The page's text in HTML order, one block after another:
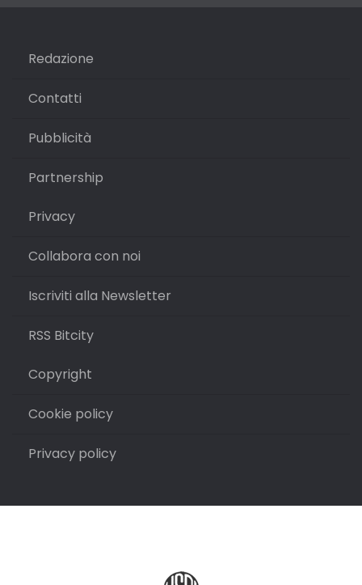
Redazione
Contatti
Pubblicità
Partnership
Privacy
Collabora con noi
Iscriviti alla Newsletter
RSS Bitcity
Copyright
Cookie policy
Privacy policy